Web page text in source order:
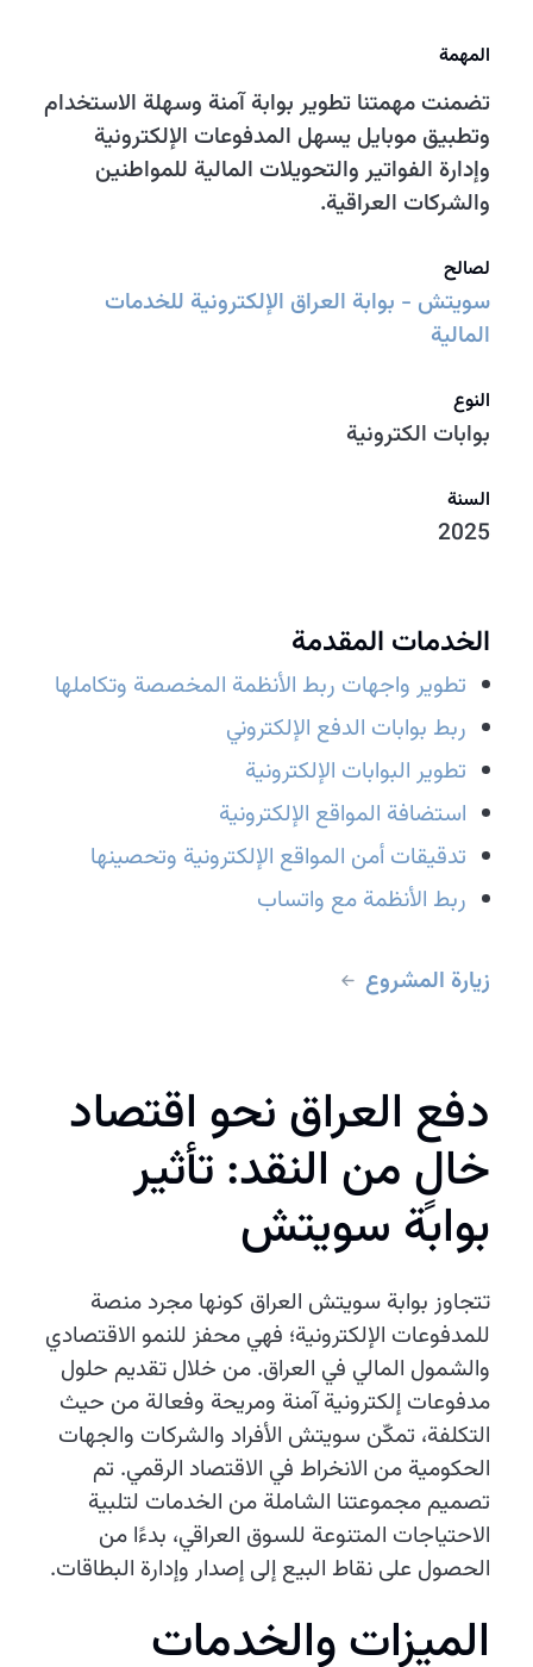
المهمة
تضمنت مهمتنا تطوير بوابة آمنة وسهلة الاستخدام
وتطبيق موبايل يسهل المدفوعات الإلكترونية
وإدارة الفواتير والتحويلات المالية للمواطنين
والشركات العراقية.
لصالح
سويتش - بوابة العراق الإلكترونية للخدمات
المالية
النوع
بوابات الكترونية
السنة
2025
الخدمات المقدمة
تطوير واجهات ربط الأنظمة المخصصة وتكاملها
ربط بوابات الدفع الإلكتروني
تطوير البوابات الإلكترونية
استضافة المواقع الإلكترونية
تدقيقات أمن المواقع الإلكترونية وتحصينها
ربط الأنظمة مع واتساب
زيارة المشروع
دفع العراق نحو اقتصاد
خالٍ من النقد: تأثير
بوابة سويتش
تتجاوز بوابة سويتش العراق كونها مجرد منصة
للمدفوعات الإلكترونية؛ فهي محفز للنمو الاقتصادي
والشمول المالي في العراق. من خلال تقديم حلول
مدفوعات إلكترونية آمنة ومريحة وفعالة من حيث
التكلفة، تمكّن سويتش الأفراد والشركات والجهات
الحكومية من الانخراط في الاقتصاد الرقمي. تم
تصميم مجموعتنا الشاملة من الخدمات لتلبية
الاحتياجات المتنوعة للسوق العراقي، بدءًا من
الحصول على نقاط البيع إلى إصدار وإدارة البطاقات.
الميزات والخدمات